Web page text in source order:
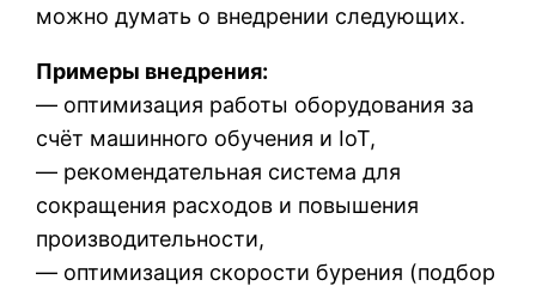
можно думать о внедрении следующих.
Примеры внедрения:
— оптимизация работы оборудования за
счёт машинного обучения и IoT,
— рекомендательная система для
сокращения расходов и повышения
производительности,
— оптимизация скорости бурения (подбор